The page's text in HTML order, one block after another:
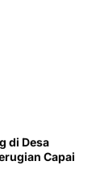
di Desa
Capai